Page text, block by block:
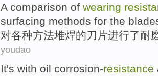
A comparison of wearing
surfacing methods for the
对各种方法堆焊的刀片进行了耐
youdao
It's with oil corrosion-resistance